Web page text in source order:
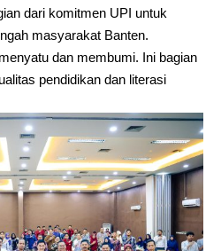
dari komitmen UPI untuk
masyarakat Banten.
dan membumi. Ini bagian
pendidikan dan literasi